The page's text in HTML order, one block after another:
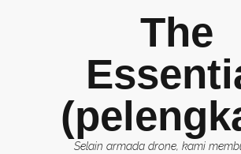
The
Selain armada drone, kami